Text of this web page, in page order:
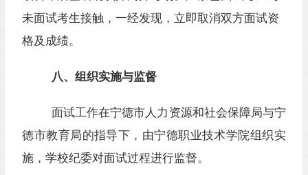
未面试考生接触，一经发现，立即取消双方面试资
格及成绩。
八、组织实施与监督
面试工作在宁德市人力资源和社会保障局与宁
德市教育局的指导下，由宁德职业技术学院组织实
施，学校纪委对面试过程进行监督。